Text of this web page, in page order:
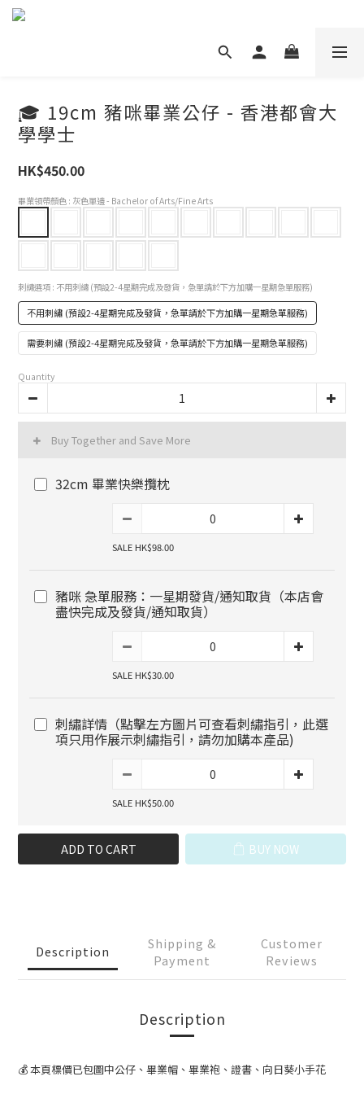
🎓 19cm 豬咪畢業公仔 - 香港都會大
學學士
HK$450.00
畢業領帶顏色 : 灰色單邊 - Bachelor of Arts/Fine Arts
刺繡選項 : 不用刺繡 (預設2-4星期完成及發貨，急單請於下方加購一星期急單服務)
不用刺繡 (預設2-4星期完成及發貨，急單請於下方加購一星期急單服務)
需要刺繡 (預設2-4星期完成及發貨，急單請於下方加購一星期急單服務)
Quantity
Buy Together and Save More
32cm 畢業快樂攬枕
SALE HK$98.00
豬咪 急單服務：一星期發貨/通知取貨（本店會
盡快完成及發貨/通知取貨）
SALE HK$30.00
刺繡詳情（點擊左方圖片可查看刺繡指引，此選
項只用作展示刺繡指引，請勿加購本產品)
SALE HK$50.00
ADD TO CART BUY NOW
Description
Shipping &
Payment
Customer
Reviews
Description
💰 本頁標價已包圖中公仔、畢業帽、畢業袍、證書、向日葵小手花